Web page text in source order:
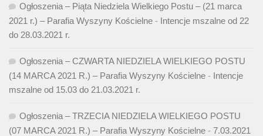
Ogłoszenia – Piąta Niedziela Wielkiego Postu – (21 marca
2021 r.) – Parafia Wyszyny Kościelne - Intencje mszalne od 22
do 28.03.2021 r.
Ogłoszenia – CZWARTA NIEDZIELA WIELKIEGO POSTU
(14 MARCA 2021 R.) – Parafia Wyszyny Kościelne - Intencje
mszalne od 15.03 do 21.03.2021 r.
Ogłoszenia – TRZECIA NIEDZIELA WIELKIEGO POSTU
(07 MARCA 2021 R.) – Parafia Wyszyny Kościelne - 7.03.2021